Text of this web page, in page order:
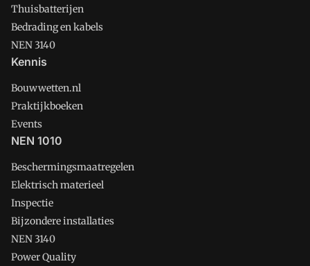
Thuisbatterijen
Bedrading en kabels
NEN 3140
Kennis
Bouwwetten.nl
Praktijkboeken
Events
NEN 1010
Beschermingsmaatregelen
Elektrisch materieel
Inspectie
Bijzondere installaties
NEN 3140
Power Quality